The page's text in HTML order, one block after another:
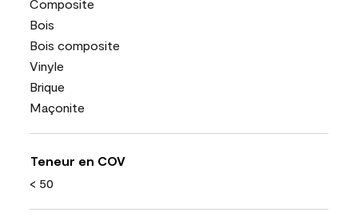
Composite
Bois
Bois composite
Vinyle
Brique
Maçonite
Teneur en COV
< 50